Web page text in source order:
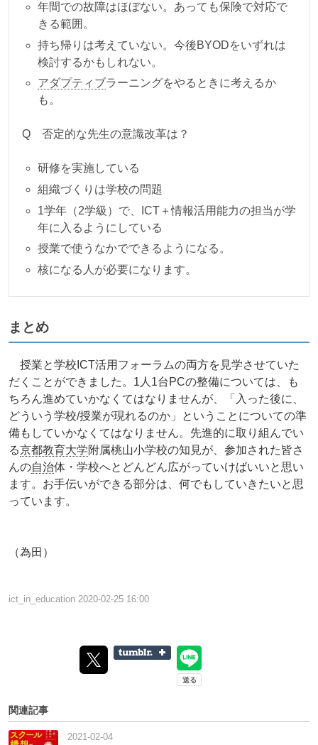
年間での故障はほぼない。あっても保険で対応で
きる範囲。
持ち帰りは考えていない。今後BYODをいずれは
検討するかもしれない。
アダプティブラーニングをやるときに考えるか
も。
Q 否定的な先生の意識改革は？
研修を実施している
組織づくりは学校の問題
1学年（2学級）で、ICT＋情報活用能力の担当が学
年に入るようにしている
授業で使うなかでできるようになる。
核になる人が必要になります。
まとめ
授業と学校ICT活用フォーラムの両方を見学させていた
だくことができました。1人1台PCの整備については、も
ちろん進めていかなくてはなりませんが、「入った後に、
どういう学校/授業が現れるのか」ということについての準
備もしていかなくてはなりません。先進的に取り組んでい
る京都教育大学附属桃山小学校の知見が、参加された皆さ
んの自治体・学校へとどんどん広がっていけばいいと思い
ます。お手伝いができる部分は、何でもしていきたいと思
っています。
（為田）
ict_in_education 2020-02-25 16:00
関連記事
2021-02-04